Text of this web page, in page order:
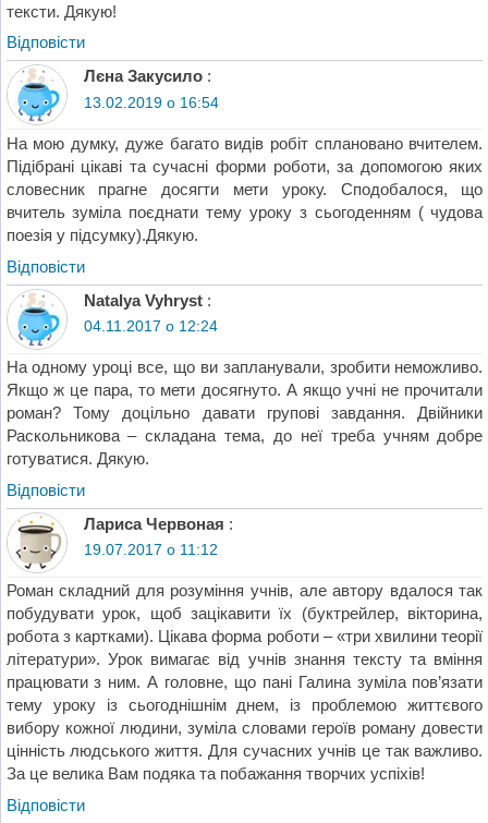
тексти. Дякую!
Відповіcти
Лєна Закусило :
13.02.2019 о 16:54
На мою думку, дуже багато видів робіт сплановано вчителем.
Підібрані цікаві та сучасні форми роботи, за допомогою яких
словесник прагне досягти мети уроку. Сподобалося, що
вчитель зуміла поєднати тему уроку з сьогоденням ( чудова
поезія у підсумку).Дякую.
Відповіcти
Natalya Vyhryst :
04.11.2017 о 12:24
На одному уроці все, що ви запланували, зробити неможливо.
Якщо ж це пара, то мети досягнуто. А якщо учні не прочитали
роман? Тому доцільно давати групові завдання. Двійники
Раскольникова – складана тема, до неї треба учням добре
готуватися. Дякую.
Відповіcти
Лариса Червоная :
19.07.2017 о 11:12
Роман складний для розуміння учнів, але автору вдалося так
побудувати урок, щоб зацікавити їх (буктрейлер, вікторина,
робота з картками). Цікава форма роботи – «три хвилини теорії
літератури». Урок вимагає від учнів знання тексту та вміння
працювати з ним. А головне, що пані Галина зуміла пов’язати
тему уроку із сьогоднішнім днем, із проблемою життєвого
вибору кожної людини, зуміла словами героїв роману довести
цінність людського життя. Для сучасних учнів це так важливо.
За це велика Вам подяка та побажання творчих успіхів!
Відповіcти